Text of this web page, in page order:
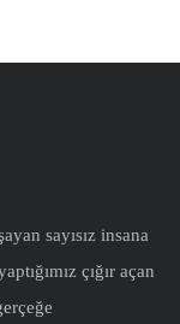
sayısız insana
çığır açan